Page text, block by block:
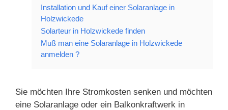
Installation und Kauf einer Solaranlage in
Holzwickede
Solarteur in Holzwickede finden
Muß man eine Solaranlage in Holzwickede
anmelden ?
Sie möchten Ihre Stromkosten senken und möchten
eine Solaranlage oder ein Balkonkraftwerk in